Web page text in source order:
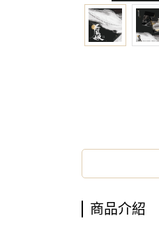
商品介紹